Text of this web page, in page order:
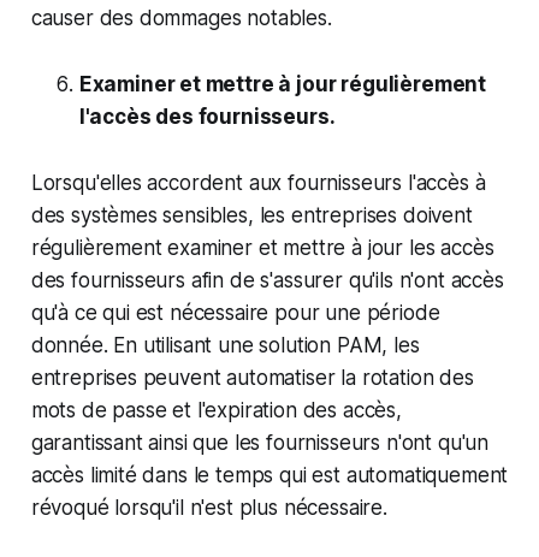
causer des dommages notables.
Examiner et mettre à jour régulièrement
l'accès des fournisseurs.
Lorsqu'elles accordent aux fournisseurs l'accès à
des systèmes sensibles, les entreprises doivent
régulièrement examiner et mettre à jour les accès
des fournisseurs afin de s'assurer qu'ils n'ont accès
qu'à ce qui est nécessaire pour une période
donnée. En utilisant une solution PAM, les
entreprises peuvent automatiser la rotation des
mots de passe et l'expiration des accès,
garantissant ainsi que les fournisseurs n'ont qu'un
accès limité dans le temps qui est automatiquement
révoqué lorsqu'il n'est plus nécessaire.